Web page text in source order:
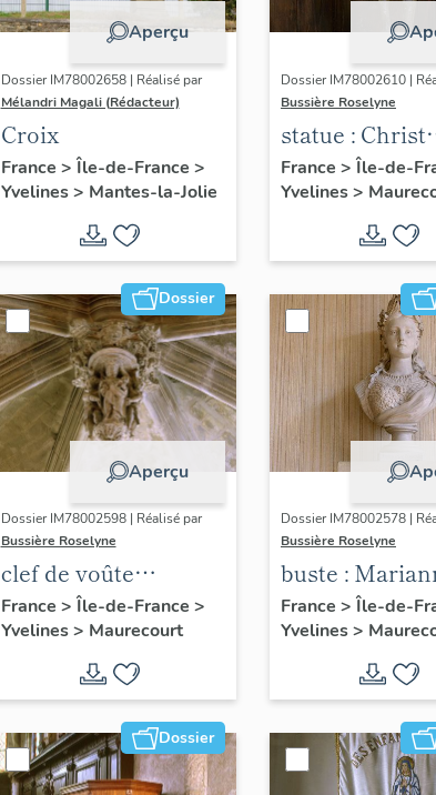
Aperçu
Dossier IM78002658 | Réalisé par
Mélandri Magali (Rédacteur)
Croix
France > Île-de-France >
Yvelines> Mantes-la-Jolie
Dossier IM78002610 |
Bussière Roselyne
statue : Christ
glorieux
France > Île-de-
Yvelines>
Dossier
Aperçu
Dossier IM78002598 | Réalisé par
Bussière Roselyne
clef de voûte
pendante : Vierge à
l'Enfant
France > Île-de-France >
Yvelines> Maurecourt
Dossier IM78002578 |
Bussière Roselyne
buste :
France > Île-de-
Yvelines>
Dossier